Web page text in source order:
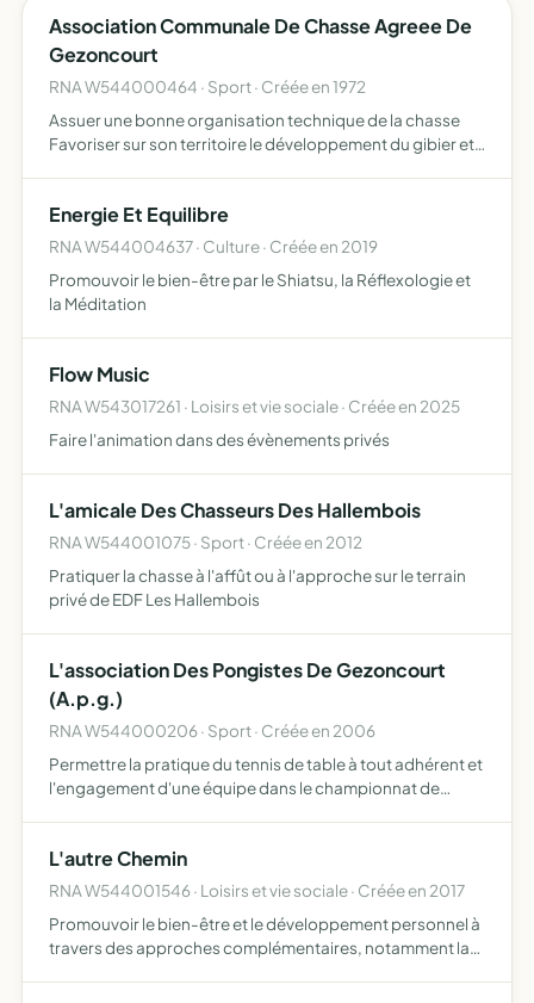
Association Communale De Chasse Agreee De
Gezoncourt
RNA W544000464 · Sport · Créée en 1972
Assuer une bonne organisation technique de la chasse
Favoriser sur son territoire le développement du gibier et
ses…
Energie Et Equilibre
RNA W544004637 · Culture · Créée en 2019
Promouvoir le bien-être par le Shiatsu, la Réflexologie et
la Méditation
Flow Music
RNA W543017261 · Loisirs et vie sociale · Créée en 2025
Faire l'animation dans des évènements privés
L'amicale Des Chasseurs Des Hallembois
RNA W544001075 · Sport · Créée en 2012
Pratiquer la chasse à l'affût ou à l'approche sur le terrain
privé de EDF Les Hallembois
L'association Des Pongistes De Gezoncourt
(A.p.g.)
RNA W544000206 · Sport · Créée en 2006
Permettre la pratique du tennis de table à tout adhérent et
l'engagement d'une équipe dans le championnat de
L'autre Chemin
RNA W544001546 · Loisirs et vie sociale · Créée en 2017
Promouvoir le bien-être et le développement personnel à
travers des approches complémentaires, notamment la